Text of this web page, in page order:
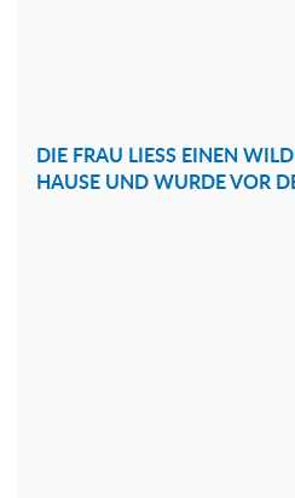
DIE FRAU LIESS EINEN
HAUSE UND WURDE VOR